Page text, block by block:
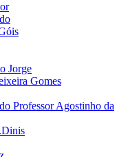
Jorge
Gomes
Professor Agostinho da